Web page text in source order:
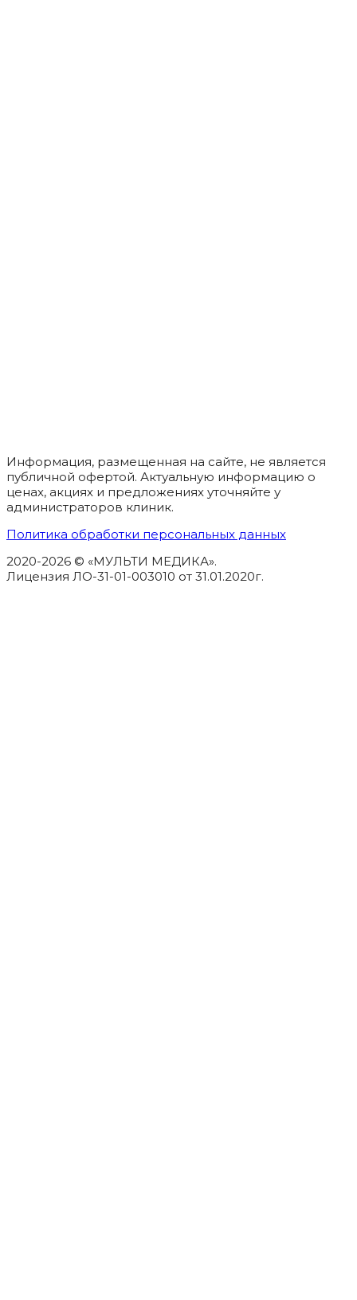
Информация, размещенная на сайте, не является
публичной офертой. Актуальную информацию о
ценах, акциях и предложениях уточняйте у
администраторов клиник.
Политика обработки персональных данных
2020-2026 © «МУЛЬТИ МЕДИКА».
Лицензия ЛО-31-01-003010 от 31.01.2020г.